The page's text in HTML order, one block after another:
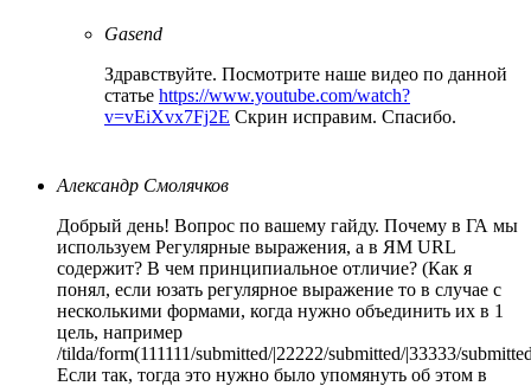
Gasend
Здравствуйте. Посмотрите наше видео по данной
статье https://www.youtube.com/watch?
v=vEiXvx7Fj2E Скрин исправим. Спасибо.
Александр Смолячков
Добрый день! Вопрос по вашему гайду. Почему в ГА мы
используем Регулярные выражения, а в ЯМ URL
содержит? В чем принципиальное отличие? (Как я
понял, если юзать регулярное выражение то в случае с
несколькими формами, когда нужно объединить их в 1
цель, например
/tilda/form(111111/submitted/|22222/submitted/|33333/
Если так, тогда это нужно было упомянуть об этом в